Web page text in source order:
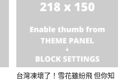
台灣凍壞了！雪花雖紛飛 但你知